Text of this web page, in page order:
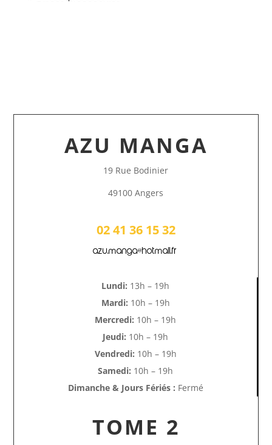
AZU MANGA
19 Rue Bodinier
49100 Angers
02 41 36 15 32
azu.manga@hotmail.fr
Lundi: 13h – 19h
Mardi: 10h – 19h
Mercredi: 10h – 19h
Jeudi: 10h – 19h
Vendredi: 10h – 19h
Samedi: 10h – 19h
Dimanche & Jours Fériés : Fermé
TOME 2